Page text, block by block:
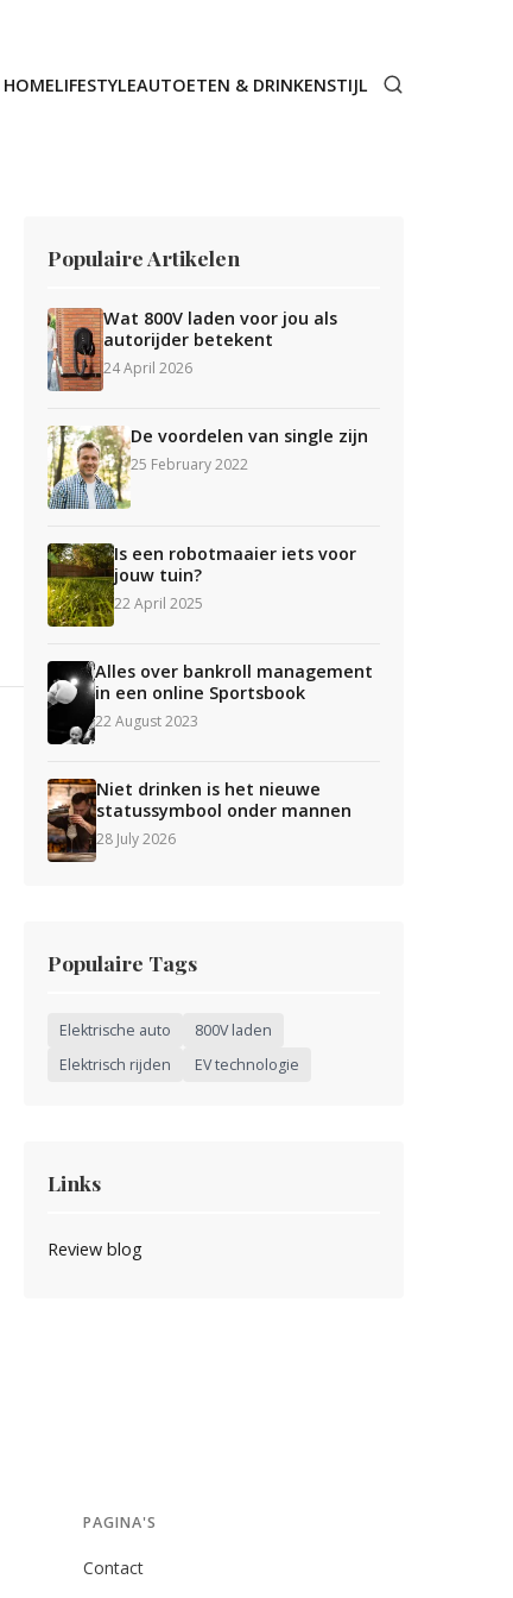
HOMELIFESTYLEAUTOETEN & DRINKENSTIJL
Populaire Artikelen
Wat 800V laden voor jou als
autorijder betekent
24 April 2026
De voordelen van single zijn
25 February 2022
Is een robotmaaier iets voor
jouw tuin?
22 April 2025
Alles over bankroll management
in een online Sportsbook
22 August 2023
Niet drinken is het nieuwe
statussymbool onder mannen
28 July 2026
Populaire Tags
Elektrische auto
800V laden
Elektrisch rijden
EV technologie
Links
Review blog
PAGINA'S
Contact